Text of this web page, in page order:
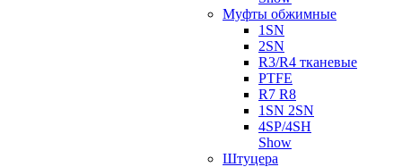
Муфты обжимные
1SN
2SN
R3/R4 тканевые
PTFE
R7 R8
1SN 2SN
4SP/4SH
Show
Штуцера